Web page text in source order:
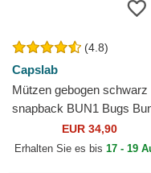
(4.8)
Capslab
Mützen gebogen schwarz
snapback BUN1 Bugs
Looney Tunes von Capslab
EUR 34,90
Erhalten Sie es bis 17 - 19